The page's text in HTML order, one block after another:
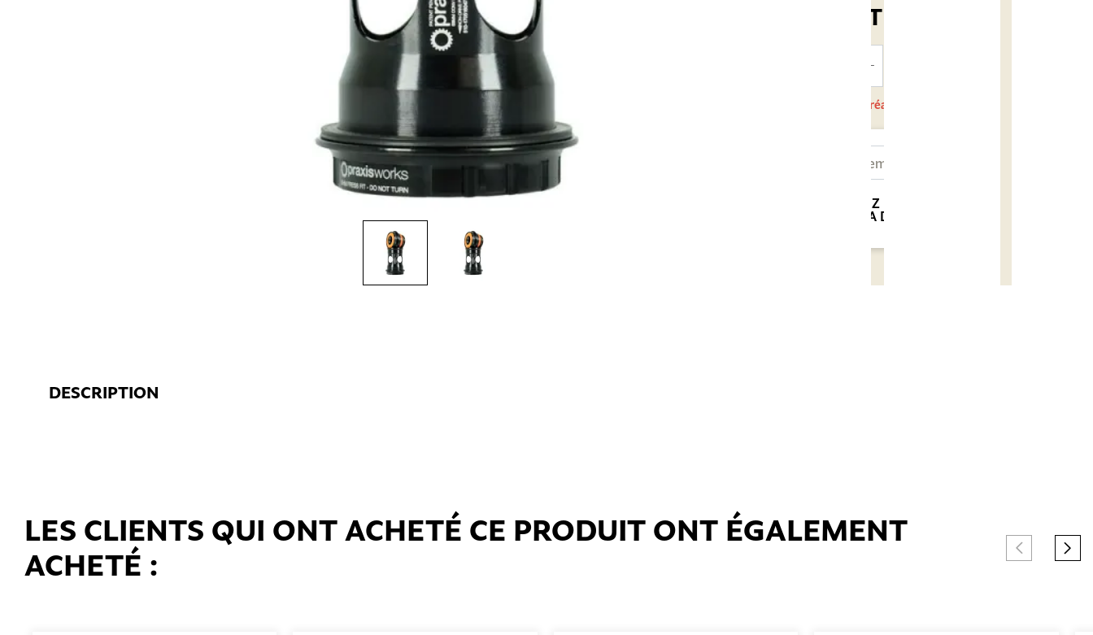
DESCRIPTION
TTC
En cours de réapprovisionnement
NOTIFIEZ MOI QUAND
CE SERA DISPONIBLE
LES CLIENTS QUI ONT ACHETÉ CE PRODUIT ONT ÉGALEMENT
ACHETÉ :